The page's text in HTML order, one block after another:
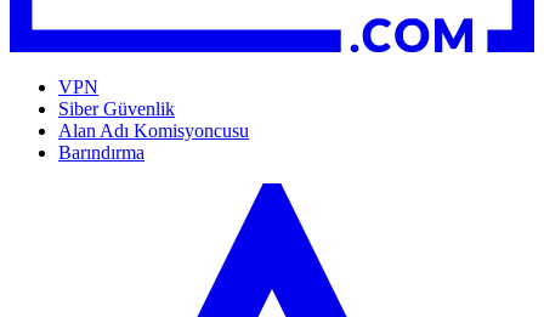
VPN
Siber Güvenlik
Alan Adı Komisyoncusu
Barındırma